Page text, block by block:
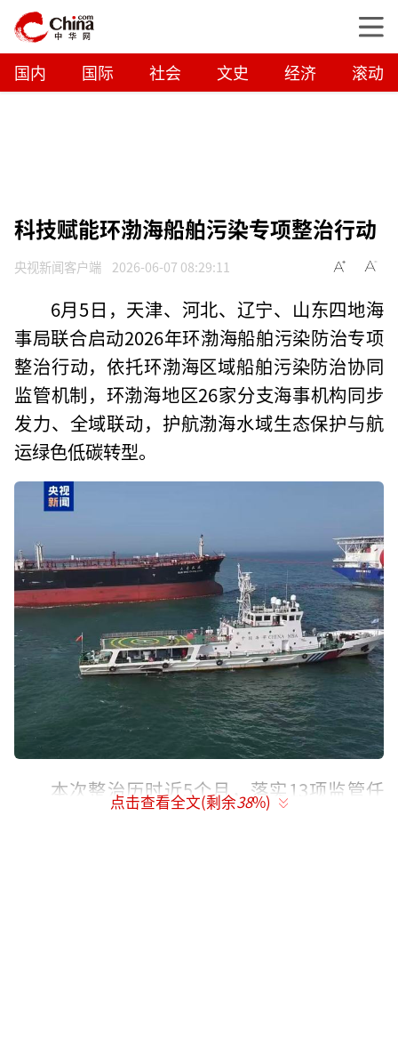
国内 国际 社会 文史 经济 滚动
科技赋能环渤海船舶污染专项整治行动
央视新闻客户端 2026-06-07 08:29:11
6月5日，天津、河北、辽宁、山东四地海
事局联合启动2026年环渤海船舶污染防治专项
整治行动，依托环渤海区域船舶污染防治协同
监管机制，环渤海地区26家分支海事机构同步
发力、全域联动，护航渤海水域生态保护与航
运绿色低碳转型。
本次整治历时近5个月，落实13项监管任
务，搭建闭环监管体系。执法采用多形式现场
点击查看全文(剩余38%)